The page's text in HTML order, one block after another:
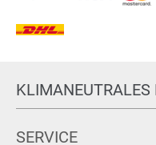
KLIMANEUTRALES
SERVICE